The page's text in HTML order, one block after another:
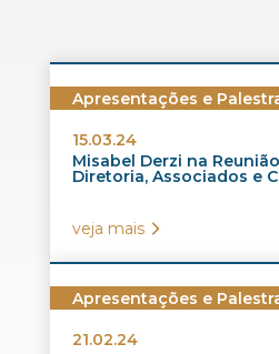
Apresentações e
15.03.24
Misabel Derzi na
Diretoria, Associados e
veja mais
Apresentações e
21.02.24